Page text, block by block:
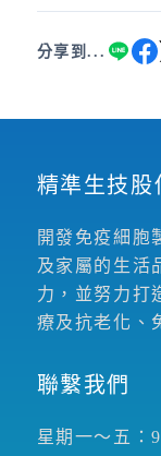
分享到...
精準生技股
開發免疫細胞
及家屬的生活
力，並努力打
療及抗老化、
聯繫我們
星期一～五：